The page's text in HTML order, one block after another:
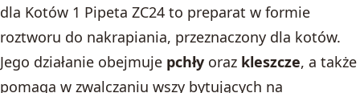
dla Kotów 1 Pipeta ZC24 to preparat w formie
roztworu do nakrapiania, przeznaczony dla kotów.
Jego działanie obejmuje pchły oraz kleszcze, a także
pomaga w zwalczaniu wszy bytujących na